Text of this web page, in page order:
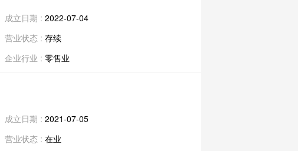
成立日期 : 2022-07-04
营业状态 : 存续
企业行业 : 零售业
成立日期 : 2021-07-05
营业状态 : 在业